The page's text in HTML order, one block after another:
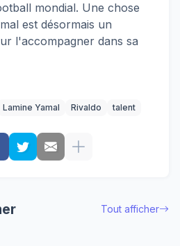
mondial. Une chose
est désormais un
l'accompagner dans sa
Lamine Yamal Rivaldo talent
Tout afficher